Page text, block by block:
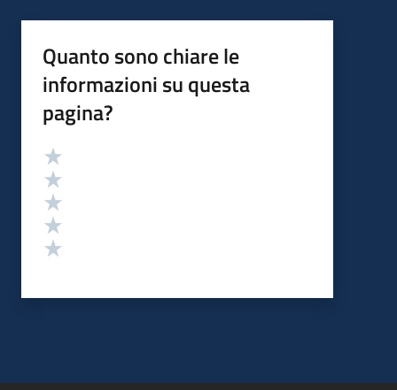
Quanto sono chiare le
informazioni su questa
pagina?
Valutazione